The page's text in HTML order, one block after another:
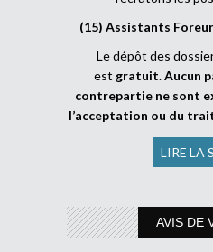
(15) Assistants
Le dépôt des
est gratuit.Aucun
contrepartie ne sont
l’acceptation ou du
LIRE LA
AVIS DE